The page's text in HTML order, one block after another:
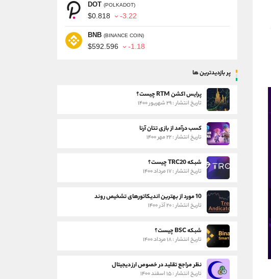
DOT (POLKADOT)
$0.818 -3.22
BNB (BINANCE COIN)
$592.596 -1.18
پر بازدیدترین ها
پرایس اکشن RTM چیست؟
تاریخ انتشار : ۲۹ شهریور ۱۴۰۰
کسب درآمد از بازی تتان آرنا
تاریخ انتشار : ۲۲ مهر ۱۴۰۰
شبکه TRC20 چیست؟
تاریخ انتشار : ۱۷ مرداد ۱۴۰۰
10 مورد از بهترین اندیکاتورهای تشخیص روند
تاریخ انتشار : ۲۰ آذر ۱۴۰۰
شبکه BSC چیست؟
تاریخ انتشار : ۱۸ مرداد ۱۴۰۰
نظر مراجع تقلید در خصوص ارز دیجیتال
تاریخ انتشار : ۱۵ اسفند ۱۴۰۰